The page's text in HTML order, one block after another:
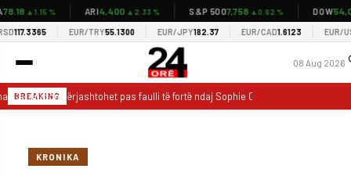
▲1.15 % ARI4,400▲2.33 % S&P 5007,758▲0.62 % DOW54,037
EUR/TRY55.1300 EUR/JPY182.37 EUR/CAD1.6123 EUR/USD
08 Aug 2026
BREAKING
Carrington përjashtohet pas faulli të fortë ndaj Sophie Cunningham dhe
KRONIKA